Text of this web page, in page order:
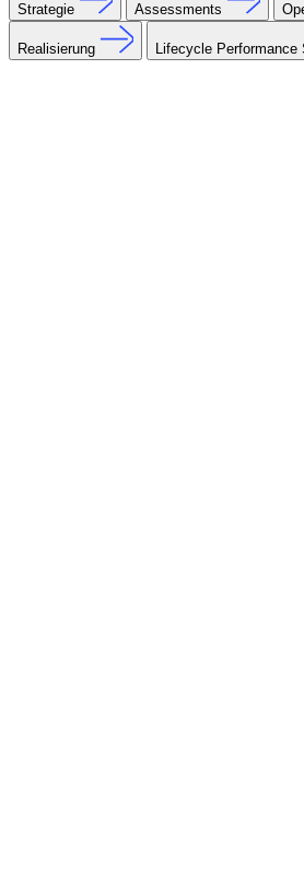
Strategie Assessments
Realisierung Lifecycle Performance